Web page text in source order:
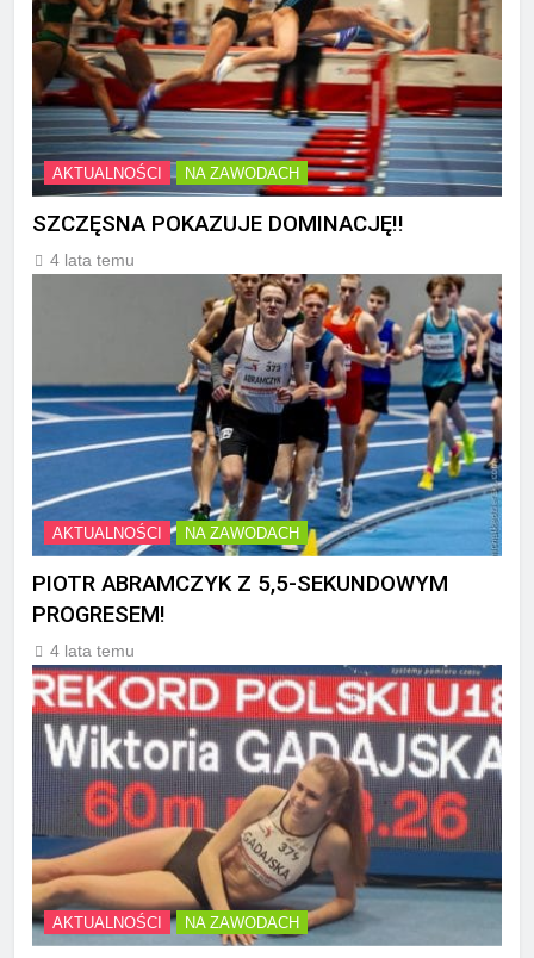
AKTUALNOŚCI NA ZAWODACH
SZCZĘSNA POKAZUJE DOMINACJĘ!!
4 lata temu
AKTUALNOŚCI NA ZAWODACH
PIOTR ABRAMCZYK Z 5,5-SEKUNDOWYM
PROGRESEM!
4 lata temu
AKTUALNOŚCI NA ZAWODACH